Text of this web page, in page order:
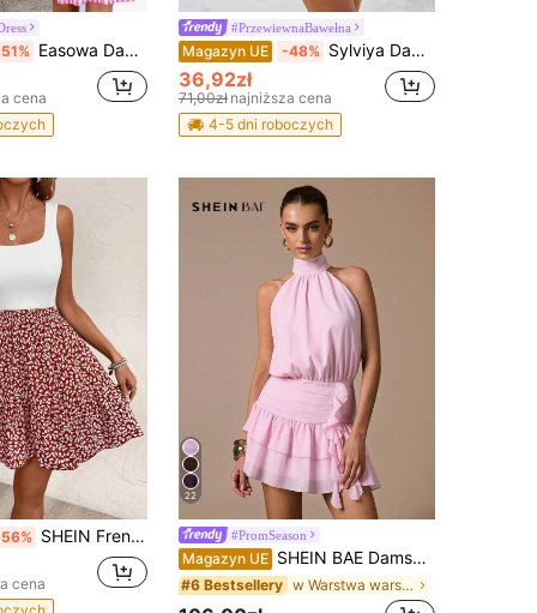
Easowa Damska letnia boho styl dwukolorowa kratka gingham okrągły dekolt bez rękawów linia A sukienka świąteczna, sukienka wakacyjna, niezbędna sukienka letnia do noszenia na zewnątrz i na co dzień 4 lipca stroje damskie stroje nauczycielskie boho odzież damska
cena
#PrzewiewnaBawełna
Magazyn UE -48% Sylviya Damska plisowana sukienka mini na wakacje w jednolitym kolorze z koralikami
36,92zł
71,00zł najniższa cena
4-5 dni roboczych
SHEIN Frenchy Letnia damska sukienka w kwiatowy wzór, bez rękawów, podkreślająca talię Bridgerton
cena
22
#PromSeason
Magazyn UE SHEIN BAE Damska mini sukienka letnia w kolorze jasnoróżowym, bez rękawów, z falbaną na dole, gładka, elegancka, formalna, na przyjęcie, słodka i urocza, dopasowana, na randkę, dla druhny, na urodziny i podwieczorek
#6 Bestsellery w Warstwa warstwowa Sukienki damskie